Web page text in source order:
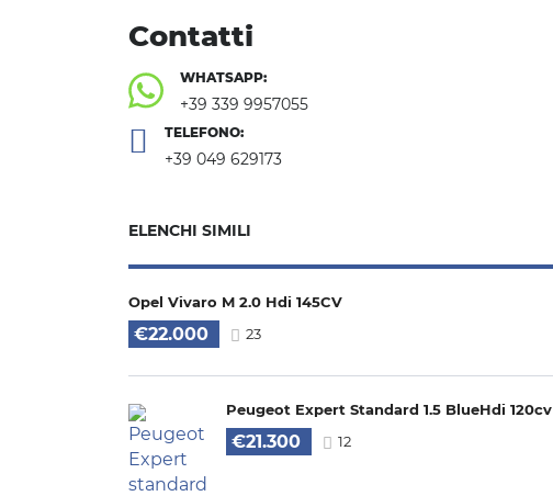
Contatti
WHATSAPP:
+39 339 9957055
TELEFONO:
+39 049 629173
ELENCHI SIMILI
Opel Vivaro M 2.0 Hdi 145CV
€22.000 23
Peugeot Expert Standard 1.5 BlueHdi 120cv
€21.300 12